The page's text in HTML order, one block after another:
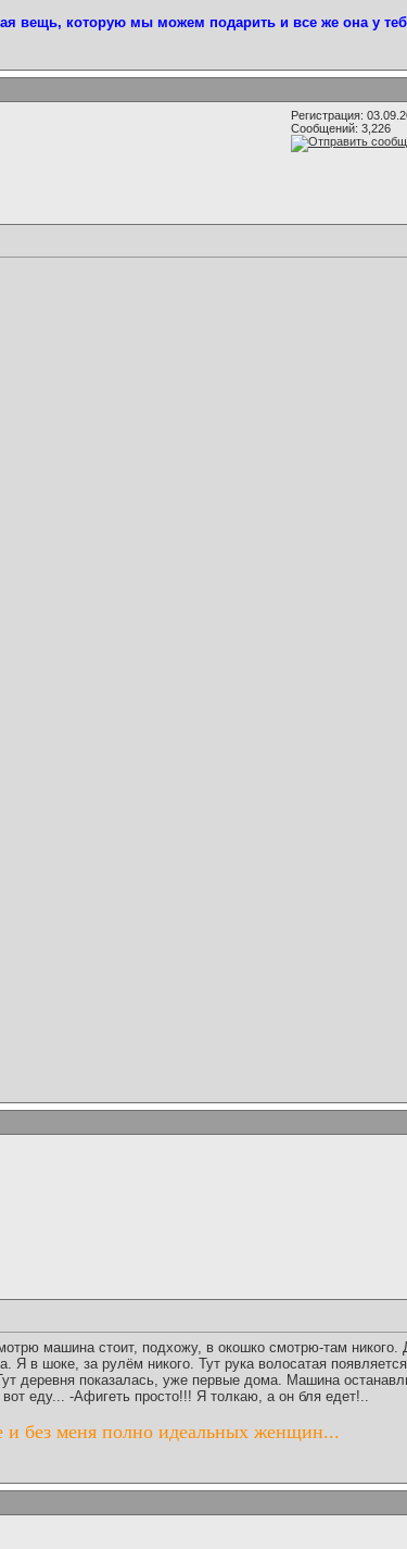
вещь, которую мы можем подарить и все же она у
Регистрация:
Сообщений: 3,226
машина стоит, подхожу, в окошко смотрю-там никого.
Я в шоке, за рулём никого. Тут рука волосатая
деревня показалась, уже первые дома. Машина
еду... -Афигеть просто!!! Я толкаю, а он бля едет!..
и без меня полно идеальных женщин...